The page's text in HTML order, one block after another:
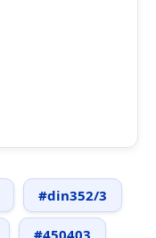
#din352/3
#450403